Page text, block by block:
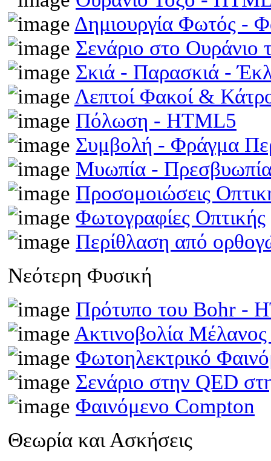
Δημιουργία Φωτός -
Σενάριο στο Ουράνιο
Σκιά - Παρασκιά -
Λεπτοί Φακοί &
Πόλωση - HTML5
Συμβολή - Φράγμα
Μυωπία -
Προσομοιώσεις
Φωτογραφίες Οπτικής
Περίθλαση από
Νεότερη Φυσική
Πρότυπο του Bohr -
Ακτινοβολία
Φωτοηλεκτρικό
Σενάριο στην QED
Φαινόμενο Compton
Θεωρία και Ασκήσεις